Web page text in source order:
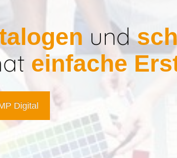
und
einfache
Digital